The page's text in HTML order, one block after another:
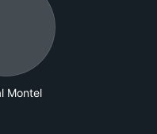
Montel